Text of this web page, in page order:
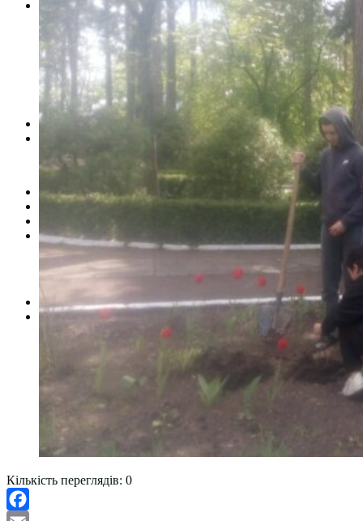
Студентам
Денна форма навчання
Заочна форма навчання
Студентська рада
Документація. Карантин
Документація. Воєнний стан
Центр кар’єри та працевлаштування
Центр дуальної освіти
Неформальна та інформальна освіта
Вступникам
Міжнародне співробітництво
Міжнародне співробітництво для викладачів
Міжнародне співробітництво для студентів
Угоди та договори
Вісник
Контакти
Кваліфікаційний центр МФК
Нормативно-правова база
Форма заяви здобувача
Перелік професій
Професійні стандарти
Майстри сервісних центрів
Про формальну, неформальну та інформальну освіту
Кількість переглядів: 0